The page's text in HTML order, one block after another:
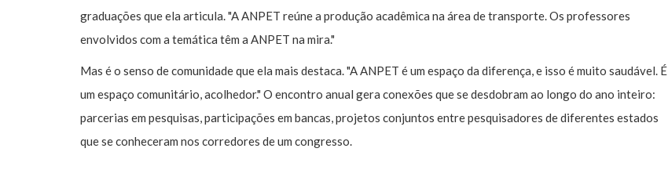
graduações que ela articula. "A ANPET reúne a produção acadêmica na área de transporte. Os professores
envolvidos com a temática têm a ANPET na mira."
Mas é o senso de comunidade que ela mais destaca. "A ANPET é um espaço da diferença, e isso é muito saudável. É
um espaço comunitário, acolhedor." O encontro anual gera conexões que se desdobram ao longo do ano inteiro:
parcerias em pesquisas, participações em bancas, projetos conjuntos entre pesquisadores de diferentes estados
que se conheceram nos corredores de um congresso.